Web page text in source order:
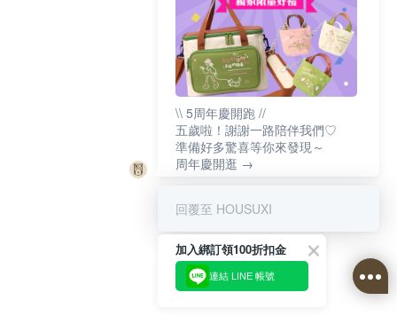
\\ 5周年慶開跑 //
五歲啦！謝謝一路陪伴我們♡
準備好多驚喜等你來發現～
周年慶開逛 →
回覆至 HOUSUXI
加入綁訂領100折扣金
連結 LINE 帳號